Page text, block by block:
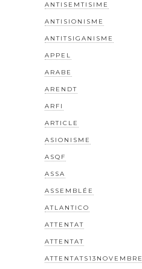
ANTISEMTISIME
ANTISIONISME
ANTITSIGANISME
APPEL
ARABE
ARENDT
ARFI
ARTICLE
ASIONISME
ASQF
ASSA
ASSEMBLÉE
ATLANTICO
ATTENTAT
ATTENTAT
ATTENTATS13NOVEMBRE